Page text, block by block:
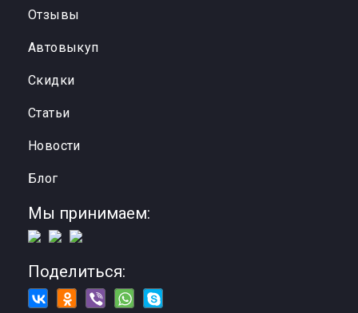
Отзывы
Автовыкуп
Cкидки
Статьи
Новости
Блог
Мы принимаем:
Поделиться: